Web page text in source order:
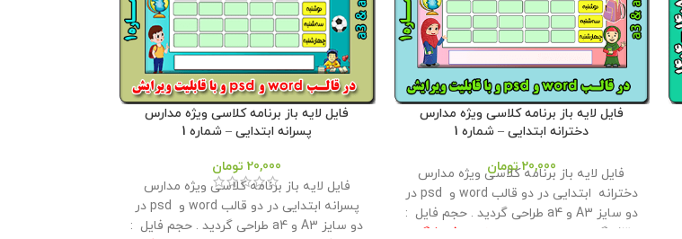
فایل لایه باز برنامه کلاسی ویژه مدارس
دخترانه ابتدایی – شماره 1
20,000 تومان
فایل لایه باز برنامه کلاسی ویژه مدارس
دخترانه ابتدایی در دو قالب word و psd در
دو سایز A3 و a4 طراحی گردید . حجم فايل :
13 مگابايت
این محصول مختص فروشگاه
فایل لایه باز برنامه کلاسی ویژه مدارس
پسرانه ابتدایی – شماره 1
20,000 تومان
فایل لایه باز برنامه کلاسی ویژه مدارس
پسرانه ابتدایی در دو قالب word و psd در
دو سایز A3 و a4 طراحی گردید . حجم فايل :